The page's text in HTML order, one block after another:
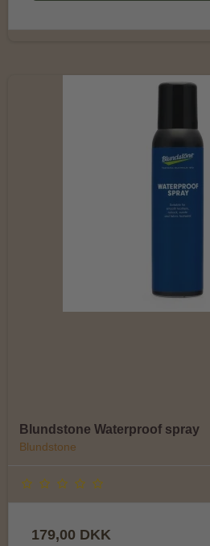
Blundstone Waterproof spray
Blundstone
179,00 DKK